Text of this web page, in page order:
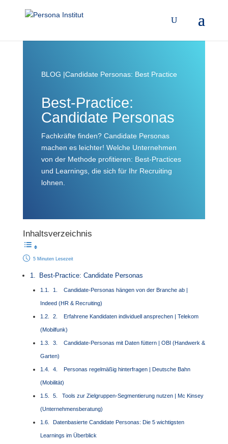
BLOG |Candidate Personas: Best Practice
Best-Practice:
Candidate Personas
Fachkräfte finden? Candidate Personas
machen es leichter! Welche Unternehmen
von der Methode profitieren: Best-Practices
und Learnings, die sich für Ihr Recruiting
lohnen.
Inhaltsverzeichnis
5 Minuten Lesezeit
Best-Practice: Candidate Personas
1. Candidate-Personas hängen von der Branche ab |
Indeed (HR & Recruiting)
2. Erfahrene Kandidaten individuell ansprechen | Telekom
(Mobilfunk)
3. Candidate-Personas mit Daten füttern | OBI (Handwerk &
Garten)
4. Personas regelmäßig hinterfragen | Deutsche Bahn
(Mobilität)
5. Tools zur Zielgruppen-Segmentierung nutzen | Mc Kinsey
(Unternehmensberatung)
Datenbasierte Candidate Personas: Die 5 wichtigsten
Learnings im Überblick